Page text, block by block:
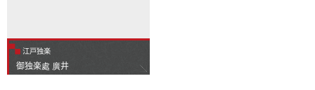
江戸独楽
御独楽處 廣井